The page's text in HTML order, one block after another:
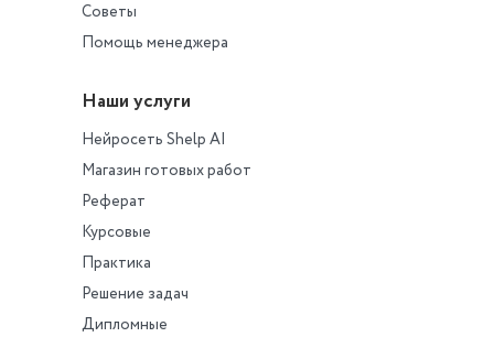
Советы
Помощь менеджера
Наши услуги
Нейросеть Shelp AI
Магазин готовых работ
Реферат
Курсовые
Практика
Решение задач
Дипломные